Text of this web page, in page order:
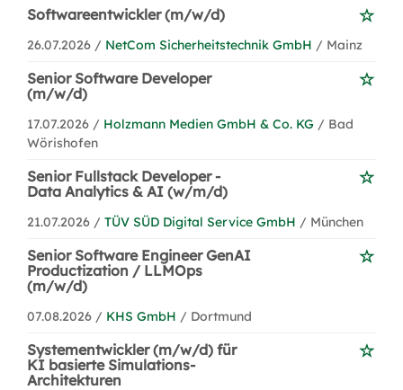
Softwareentwickler (m/w/d)
26.07.2026 / NetCom Sicherheitstechnik GmbH / Mainz
Senior Software Developer
(m/w/d)
17.07.2026 / Holzmann Medien GmbH & Co. KG / Bad
Wörishofen
Senior Fullstack Developer -
Data Analytics & AI (w/m/d)
21.07.2026 / TÜV SÜD Digital Service GmbH / München
Senior Software Engineer GenAI
Productization / LLMOps
(m/w/d)
07.08.2026 / KHS GmbH / Dortmund
Systementwickler (m/w/d) für
KI basierte Simulations-
Architekturen